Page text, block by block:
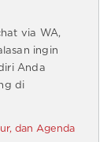
via WA,
ingin
Anda
di
dan Agenda